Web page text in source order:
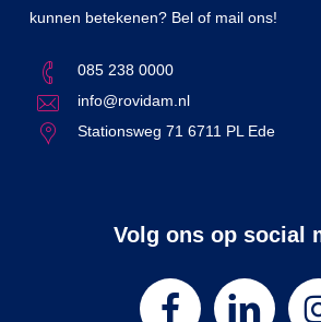
kunnen betekenen? Bel of mail ons!
085 238 0000
info@rovidam.nl
Stationsweg 71 6711 PL Ede
Volg ons op social